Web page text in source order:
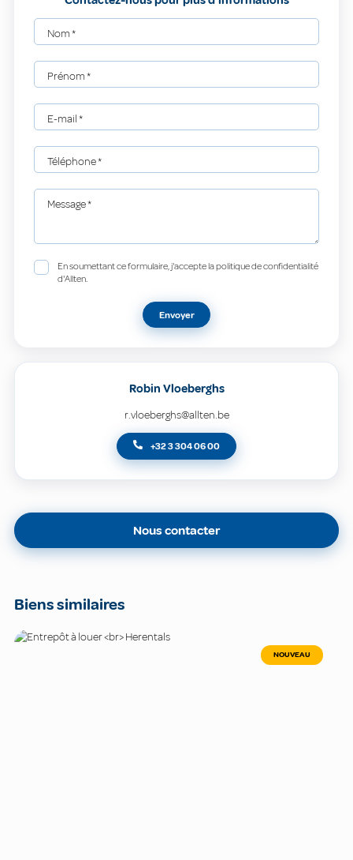
Nom*
Prénom*
E-mail*
Téléphone*
Message*
En soumettant ce formulaire, j'accepte la politique de confidentialité
d'Allten.
Envoyer
Robin Vloeberghs
r.vloeberghs@allten.be
+32 3 304 06 00
Nous contacter
Biens similaires
NOUVEAU